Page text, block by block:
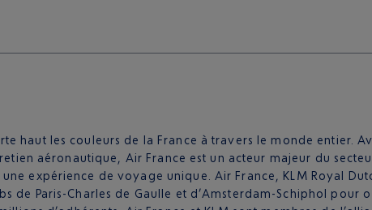
haut les couleurs de la France à travers le monde entier.
aéronautique, Air France est un acteur majeur du
expérience de voyage unique. Air France, KLM Royal
de Paris-Charles de Gaulle et d’Amsterdam-Schiphol